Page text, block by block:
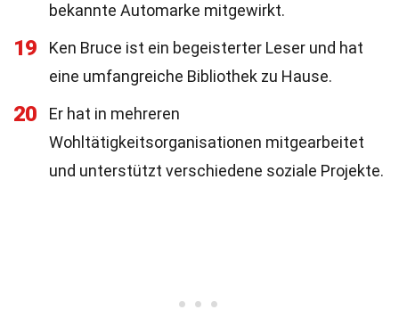
bekannte Automarke mitgewirkt.
19
Ken Bruce ist ein begeisterter Leser und hat
eine umfangreiche Bibliothek zu Hause.
20
Er hat in mehreren
Wohltätigkeitsorganisationen mitgearbeitet
und unterstützt verschiedene soziale Projekte.